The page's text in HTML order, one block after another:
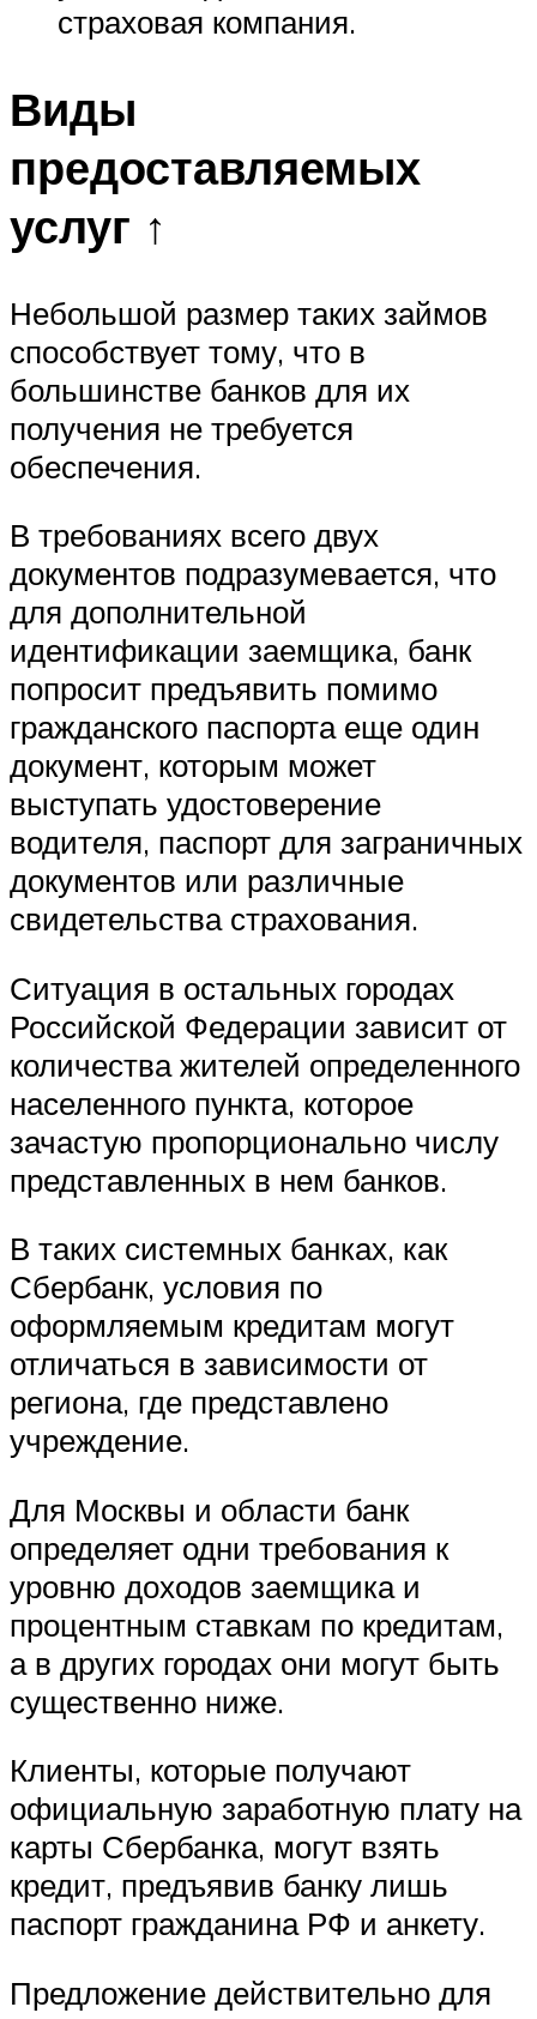
страховая компания.
Виды
предоставляемых
услуг ↑
Небольшой размер таких займов
способствует тому, что в
большинстве банков для их
получения не требуется
обеспечения.
В требованиях всего двух
документов подразумевается, что
для дополнительной
идентификации заемщика, банк
попросит предъявить помимо
гражданского паспорта еще один
документ, которым может
выступать удостоверение
водителя, паспорт для заграничных
документов или различные
свидетельства страхования.
Ситуация в остальных городах
Российской Федерации зависит от
количества жителей определенного
населенного пункта, которое
зачастую пропорционально числу
представленных в нем банков.
В таких системных банках, как
Сбербанк, условия по
оформляемым кредитам могут
отличаться в зависимости от
региона, где представлено
учреждение.
Для Москвы и области банк
определяет одни требования к
уровню доходов заемщика и
процентным ставкам по кредитам,
а в других городах они могут быть
существенно ниже.
Клиенты, которые получают
официальную заработную плату на
карты Сбербанка, могут взять
кредит, предъявив банку лишь
паспорт гражданина РФ и анкету.
Предложение действительно для